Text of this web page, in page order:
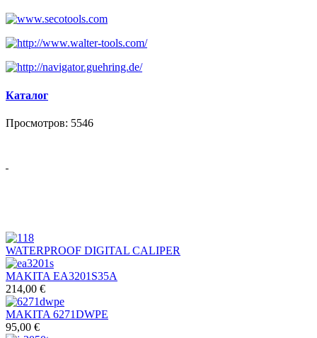
Каталог
Просмотров: 5546
WATERPROOF DIGITAL CALIPER
MAKITA EA3201S35A
214,00 €
MAKITA 6271DWPE
95,00 €